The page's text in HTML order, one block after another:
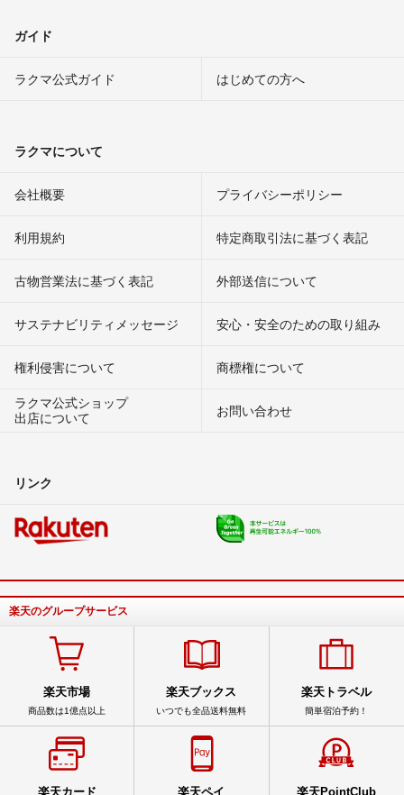
ガイド
ラクマ公式ガイド はじめての方へ
ラクマについて
会社概要 プライバシーポリシー
利用規約 特定商取引法に基づく表記
古物営業法に基づく表記 外部送信について
サステナビリティメッセージ 安心・安全のための取り組み
権利侵害について
商標権について
ラクマ公式ショップ
出店について
お問い合わせ
リンク
楽天のグループサービス
楽天市場
商品数は1億点以上
楽天ブックス
いつでも全品送料無料
楽天トラベル
簡単宿泊予約！
楽天カード 楽天ペイ 楽天PointClub